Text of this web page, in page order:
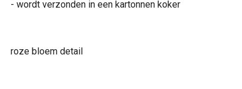
- wordt verzonden in een kartonnen koker
roze bloem detail